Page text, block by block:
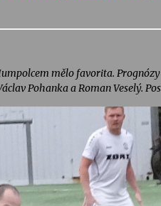
mělo favorita.
Pohanka a Roman Veselý.